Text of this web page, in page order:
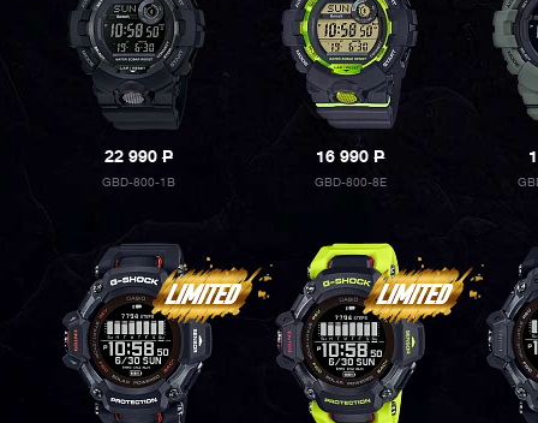
22 990P
GBD-800-1B
16 990P
GBD-800-8E